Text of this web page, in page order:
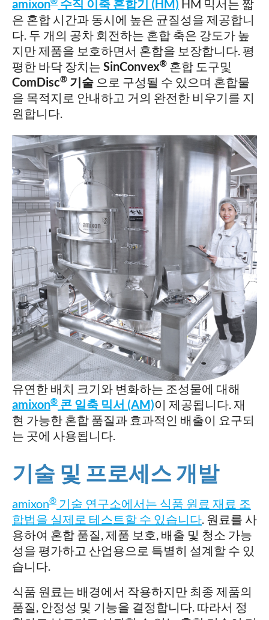
amixon 수직 이축 혼합기 (HM) HM 믹서는 짧
은 혼합 시간과 동시에 높은 균질성을 제공합니
다. 두 개의 공차 회전하는 혼합 축은 강도가 높
지만 제품을 보호하면서 혼합을 보장합니다. 평
평한 바닥 장치는 SinConvex® 혼합 도구및
ComDisc® 기술 으로 구성될 수 있으며 혼합물
을 목적지로 안내하고 거의 완전한 비우기를 지
원합니다.
유연한 배치 크기와 변화하는 조성물에 대해
amixon® 콘 일축 믹서 (AM)이 제공됩니다. 재
현 가능한 혼합 품질과 효과적인 배출이 요구되
는 곳에 사용됩니다.
기술 및 프로세스 개발
amixon® 기술 연구소에서는 식품 원료 재료 조
합법을 실제로 테스트할 수 있습니다. 원료를 사
용하여 혼합 품질, 제품 보호, 배출 및 청소 가능
성을 평가하고 산업용으로 특별히 설계할 수 있
습니다.
식품 원료는 배경에서 작용하지만 최종 제품의
품질, 안정성 및 기능을 결정합니다. 따라서 정